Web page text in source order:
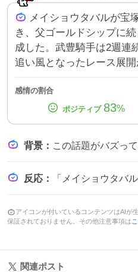
メイショウタバルが宝
き、父ゴールドシップに
成した。武豊騎手は2週連
追い風となったレース展開
感情の割合
83%
背景 ： この話題がバズっている理由は、メイショウタバルの快挙が歴史的な父子連覇であ
反応 ： 「メイショウタバル連覇達成‼️‼️‼️」「雨が味方になった」「武豊騎手最高！」といっ
アイコンが付いているコンテンツはAIが
保証されておりません。その他注意事項は
関連ポスト